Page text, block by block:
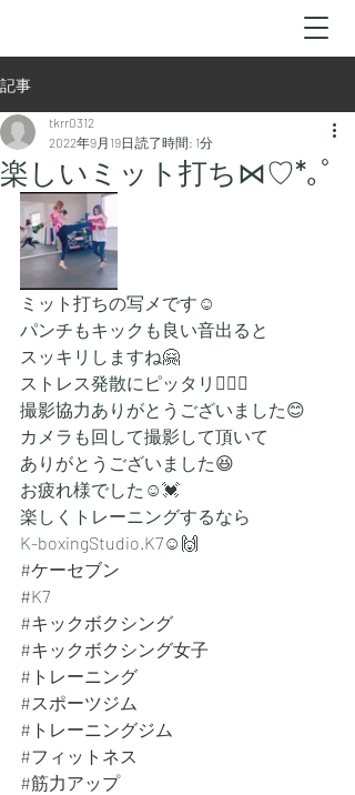
記事
楽しいミット打ち⋈♡*｡ﾟ
tkrr0312
2022年9月19日 読了時間: 1分
ミット打ちの写メです☺️
パンチもキックも良い音出ると
スッキリしますね🤗
ストレス発散にピッタリ🙆‍♀️✨️
撮影協力ありがとうございました😊
カメラも回して撮影して頂いて
ありがとうございました😆
お疲れ様でした☺️💓
楽しくトレーニングするなら
K-boxingStudio.K7☺️🙌
#ケーセブン
#K7
#キックボクシング
#キックボクシング女子
#トレーニング
#スポーツジム
#トレーニングジム
#フィットネス
#筋力アップ